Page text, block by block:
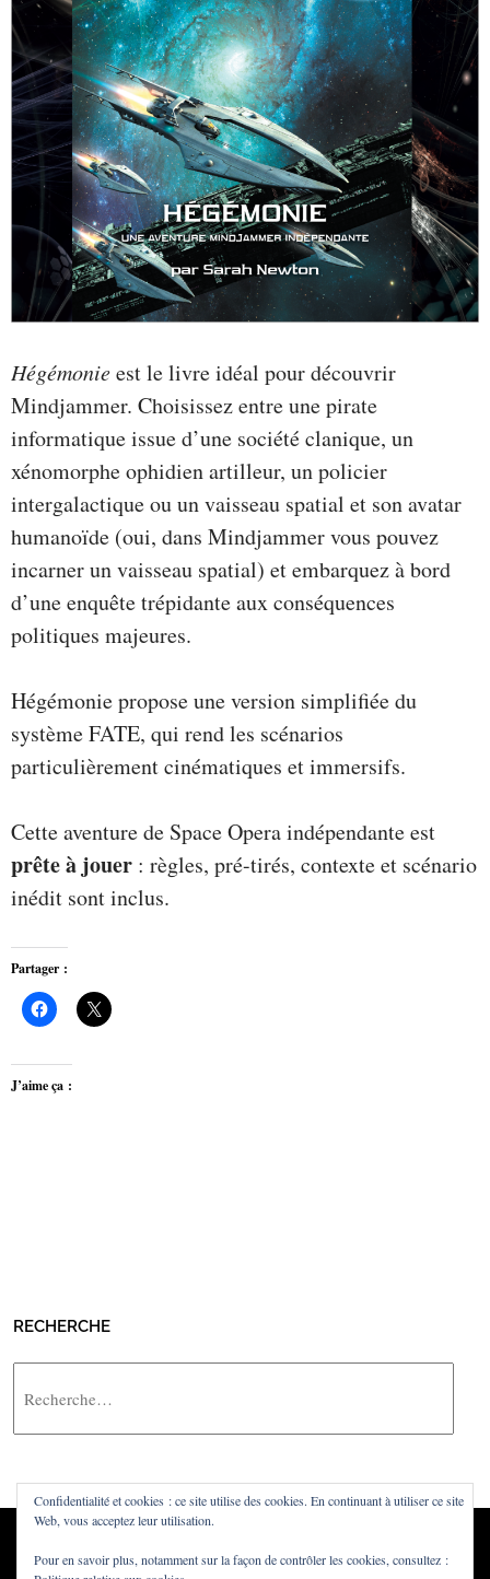
Hégémonieest le livre idéal pour découvrir
Mindjammer. Choisissez entre une pirate
informatique issue d’une société clanique, un
xénomorphe ophidien artilleur, un policier
intergalactique ou un vaisseau spatial et son avatar
humanoïde (oui, dans Mindjammer vous pouvez
incarner un vaisseau spatial) et embarquez à bord
d’une enquête trépidante aux conséquences
politiques majeures.
Hégémonie propose une version simplifiée du
système FATE, qui rend les scénarios
particulièrement cinématiques et immersifs.
Cette aventure de Space Opera indépendante est
prête à jouer : règles, pré-tirés, contexte et scénario
inédit sont inclus.
Partager :
J’aime ça :
RECHERCHE
Confidentialité et cookies : ce site utilise des cookies. En continuant à utiliser ce site
Web, vous acceptez leur utilisation.
Pour en savoir plus, notamment sur la façon de contrôler les cookies, consultez :